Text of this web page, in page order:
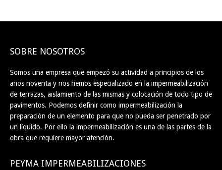
SOBRE NOSOTROS
Somos una empresa que empezó su actividad a principios de los
años noventa y nos hemos especializado en la impermeabilización
de terrazas, aislamiento de las mismas y colocación de todo tipo de
pavimentos. Podemos definir como impermeabilización la
preparación de un elemento para que no pueda ser penetrado por
un líquido. Por ello la impermeabilización es una de las partes de la
obra que requiere mayor atención.
PEYMA IMPERMEABILIZACIONES